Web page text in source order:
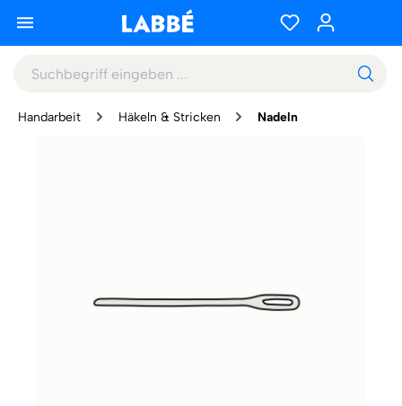
Handarbeit Häkeln & Stricken Nadeln